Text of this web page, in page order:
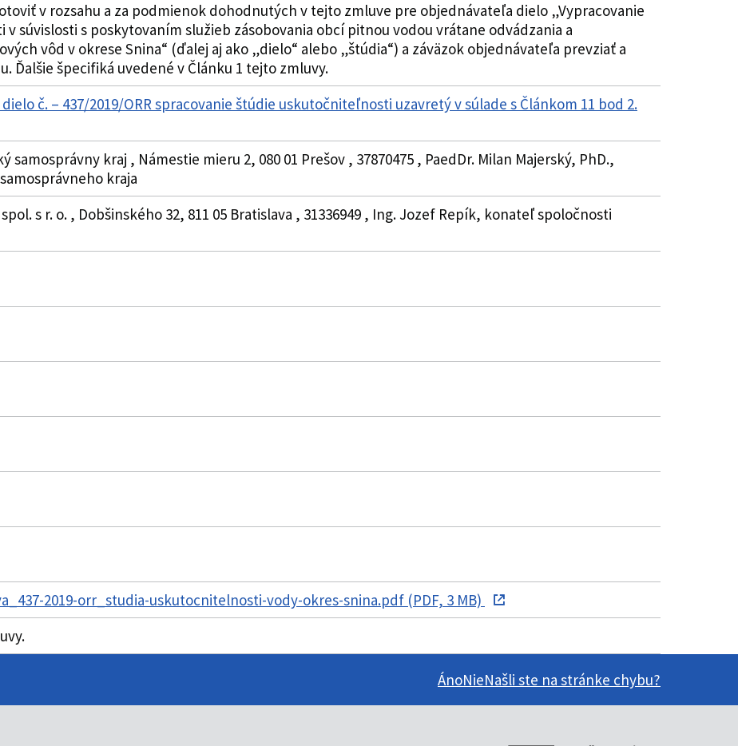
v rozsahu a za podmienok dohodnutých v tejto zmluve pre objednávateľa dielo „Vypracovanie
súvislosti s poskytovaním služieb zásobovania obcí pitnou vodou vrátane odvádzania a
vôd v okrese Snina“ (ďalej aj ako „dielo“ alebo „štúdia“) a záväzok objednávateľa prevziať a
Ďalšie špecifiká uvedené v Článku 1 tejto zmluvy.
č. – 437/2019/ORR spracovanie štúdie uskutočniteľnosti uzavretý v súlade s Článkom 11 bod 2.
samosprávny kraj , Námestie mieru 2, 080 01 Prešov , 37870475 , PaedDr. Milan Majerský, PhD.,
kraja
s r. o. , Dobšinského 32, 811 05 Bratislava , 31336949 , Ing. Jozef Repík, konateľ spoločnosti
2019-orr_studia-uskutocnitelnosti-vody-okres-snina.pdf (PDF, 3 MB)
ÁnoNieNašli ste na stránke chybu?